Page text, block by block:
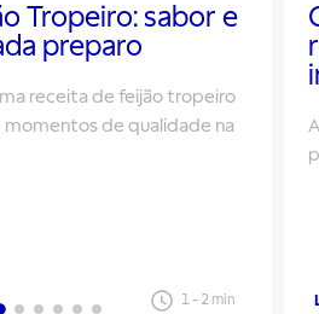
Tropeiro: sabor e
preparo
receita de feijão tropeiro
de qualidade na
1- 2 min